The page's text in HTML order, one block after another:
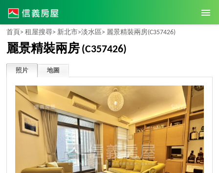
首頁> 租屋搜尋> 新北市>淡水區> 麗景精裝兩房(C357426)
麗景精裝兩房 (C357426)
照片 地圖